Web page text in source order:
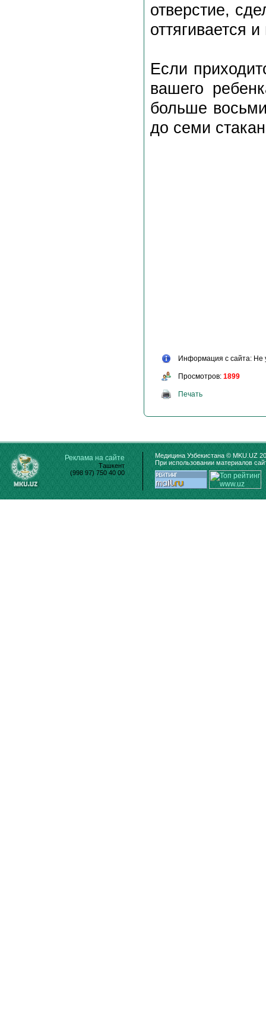
отверстие,
оттягивается
Если
вашего
больше
до семи
Информация с сайта: Не
Просмотров: 1899
Печать
Реклама на сайте
Ташкент
(998 97) 750 40 00
Медицина Узбекистана © MKU.UZ
При использовании материалов